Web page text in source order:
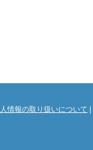
情報の取り扱いについて